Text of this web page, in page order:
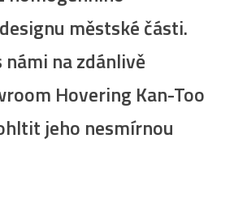
městské části.
na zdánlivě
Hovering Kan-Too
jeho nesmírnou